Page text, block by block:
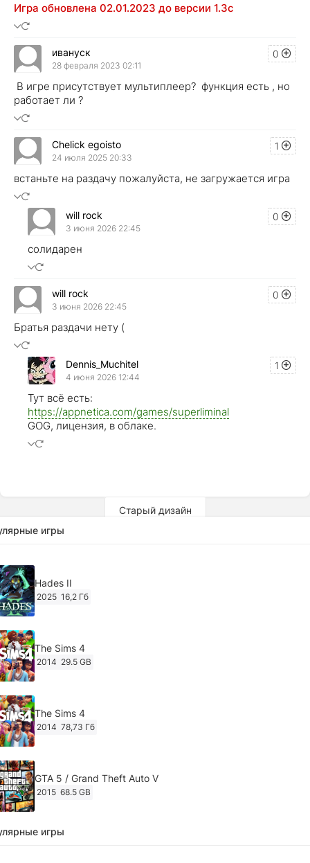
Игра обновлена 02.01.2023 до версии 1.3c
0
ивануск
28 февраля 2023 02:11
В игре присутствует мультиплеер? функция есть , но
работает ли ?
1
Chelick egoisto
24 июля 2025 20:33
встаньте на раздачу пожалуйста, не загружается игра
0
will rock
3 июня 2026 22:45
солидарен
0
will rock
3 июня 2026 22:45
Братья раздачи нету (
1
Dennis_Muchitel
4 июня 2026 12:44
Тут всё есть:
https://appnetica.com/games/superliminal
GOG, лицензия, в облаке.
Старый дизайн
игры
Hades II
2025 16,2 Гб
The Sims 4
2014 29.5 GB
The Sims 4
2014 78,73 Гб
GTA 5 / Grand Theft Auto V
2015 68.5 GB
Ghost of Tsushima: Director's Cut v.1053.8.1023.1614
игры